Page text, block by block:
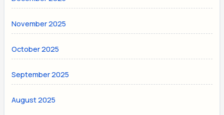
November 2025
October 2025
September 2025
August 2025